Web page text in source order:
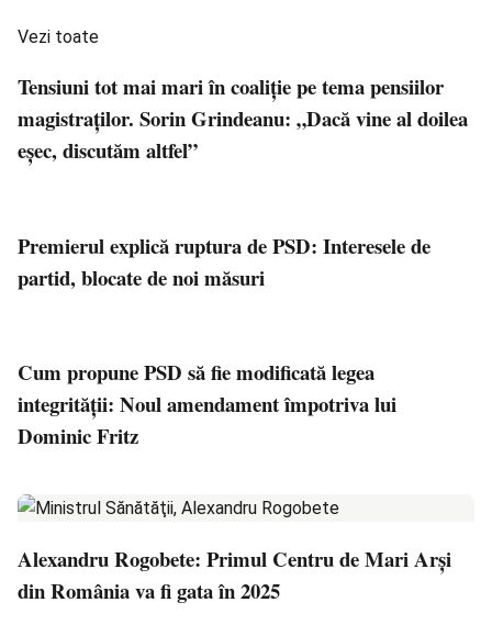
Vezi toate
Tensiuni tot mai mari în coaliţie pe tema pensiilor
magistraţilor. Sorin Grindeanu: „Dacă vine al doilea
eşec, discutăm altfel”
Premierul explică ruptura de PSD: Interesele de
partid, blocate de noi măsuri
Cum propune PSD să fie modificată legea
integrității: Noul amendament împotriva lui
Dominic Fritz
Alexandru Rogobete: Primul Centru de Mari Arşi
din România va fi gata în 2025